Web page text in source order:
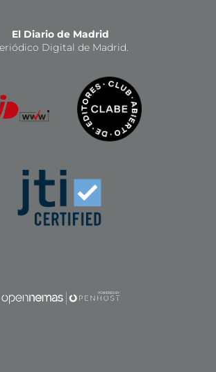
El Diario de Madrid
Digital de Madrid.